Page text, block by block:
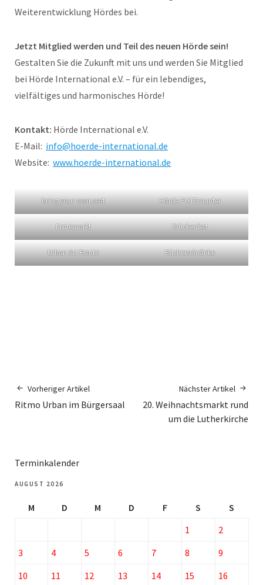
Weiterentwicklung Hördes bei.
Jetzt Mitglied werden und Teil des neuen Hörde sein!
Gestalten Sie die Zukunft mit uns und werden Sie Mitglied
bei Hörde International e.V. – für ein lebendiges,
vielfältiges und harmonisches Hörde!
Kontakt: Hörde International e.V.
E-Mail: info@hoerde-international.de
Website: www.hoerde-international.de
bring your own seat Hörde PUTZmunter
Erntemarkt Brückenfest
Urban Art Route Bücherschränke
Vorheriger Artikel
Ritmo Urban im Bürgersaal
Nächster Artikel
20. Weihnachtsmarkt rund
um die Lutherkirche
Terminkalender
AUGUST 2026
M D M D F S
S
1
2
3
4 5 6 7 8
9
10
11 12 13 14 15 16